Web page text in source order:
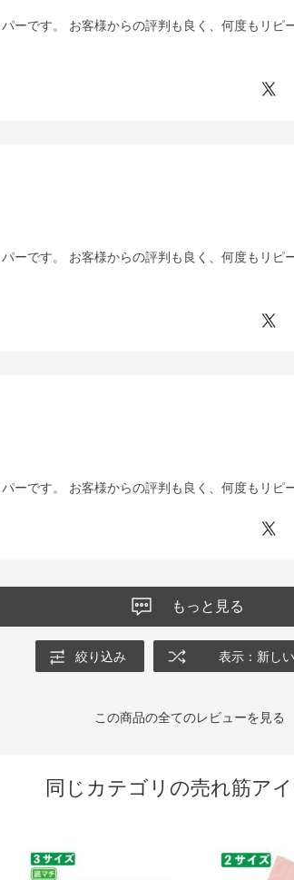
ーです。 お客様からの評判も良く、何度もリピ
ーです。 お客様からの評判も良く、何度もリピ
ーです。 お客様からの評判も良く、何度もリピ
もっと見る
絞り込み 表示：新し
この商品の全てのレビューを見る
同じカテゴリの売れ筋ア